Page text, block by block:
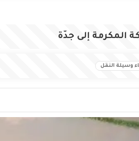
المكرمة إلى جدّة
وسيلة النقل